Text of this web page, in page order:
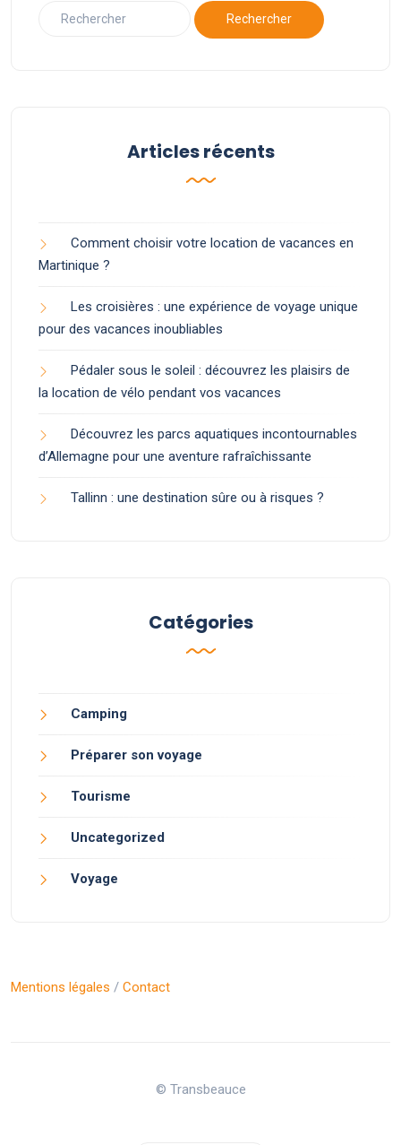
Articles récents
Comment choisir votre location de vacances en
Martinique ?
Les croisières : une expérience de voyage unique
pour des vacances inoubliables
Pédaler sous le soleil : découvrez les plaisirs de
la location de vélo pendant vos vacances
Découvrez les parcs aquatiques incontournables
d’Allemagne pour une aventure rafraîchissante
Tallinn : une destination sûre ou à risques ?
Catégories
Camping
Préparer son voyage
Tourisme
Uncategorized
Voyage
Mentions légales / Contact
© Transbeauce